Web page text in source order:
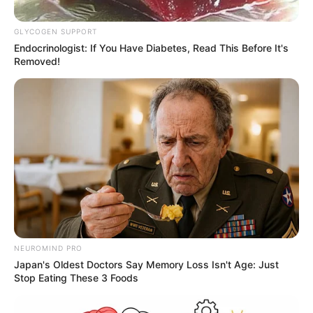
Cortesía: Alcaldía de Soacha
El túnel que haría historia en Soacha: Autopista Sur sin
trancones.
Por:
Cristhiam Martínez
Marzo 28, 2024
GLYCOGEN SUPPORT
Endocrinologist: If You Have Diabetes, Read This Before It's
Removed!
NEUROMIND PRO
Japan's Oldest Doctors Say Memory Loss Isn't Age: Just
Stop Eating These 3 Foods